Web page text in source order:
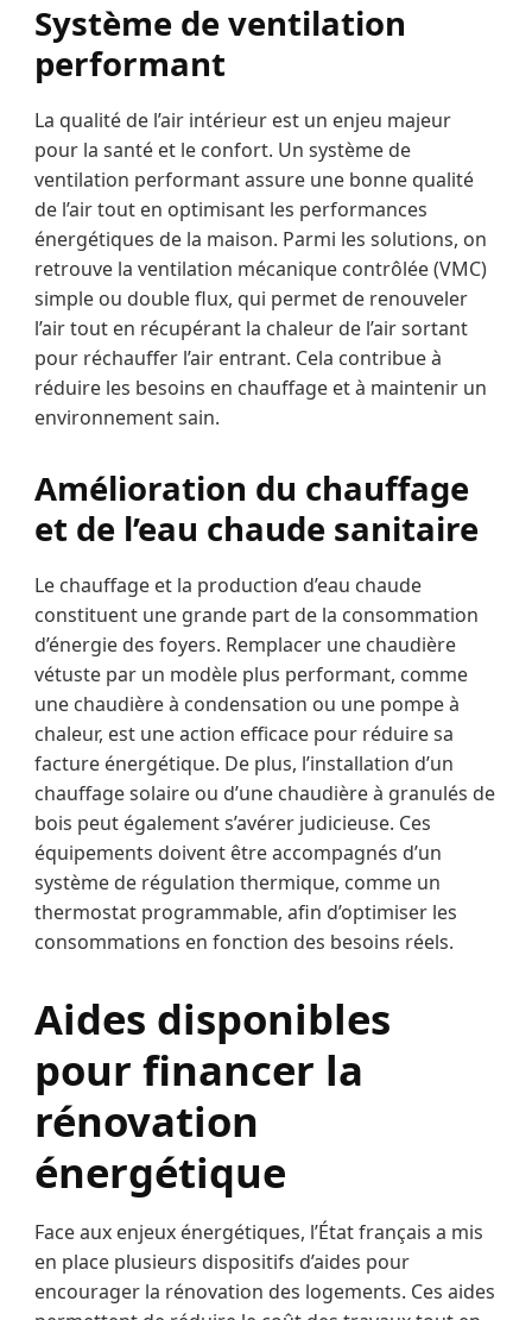
Système de ventilation
performant
La qualité de l’air intérieur est un enjeu majeur
pour la santé et le confort. Un système de
ventilation performant assure une bonne qualité
de l’air tout en optimisant les performances
énergétiques de la maison. Parmi les solutions, on
retrouve la ventilation mécanique contrôlée (VMC)
simple ou double flux, qui permet de renouveler
l’air tout en récupérant la chaleur de l’air sortant
pour réchauffer l’air entrant. Cela contribue à
réduire les besoins en chauffage et à maintenir un
environnement sain.
Amélioration du chauffage
et de l’eau chaude sanitaire
Le chauffage et la production d’eau chaude
constituent une grande part de la consommation
d’énergie des foyers. Remplacer une chaudière
vétuste par un modèle plus performant, comme
une chaudière à condensation ou une pompe à
chaleur, est une action efficace pour réduire sa
facture énergétique. De plus, l’installation d’un
chauffage solaire ou d’une chaudière à granulés de
bois peut également s’avérer judicieuse. Ces
équipements doivent être accompagnés d’un
système de régulation thermique, comme un
thermostat programmable, afin d’optimiser les
consommations en fonction des besoins réels.
Aides disponibles
pour financer la
rénovation
énergétique
Face aux enjeux énergétiques, l’État français a mis
en place plusieurs dispositifs d’aides pour
encourager la rénovation des logements. Ces aides